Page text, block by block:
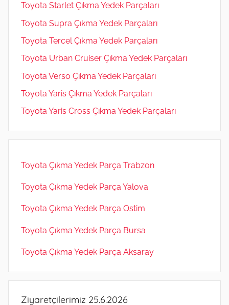
Toyota Starlet Çıkma Yedek Parçaları
Toyota Supra Çıkma Yedek Parçaları
Toyota Tercel Çıkma Yedek Parçaları
Toyota Urban Cruiser Çıkma Yedek Parçaları
Toyota Verso Çıkma Yedek Parçaları
Toyota Yaris Çıkma Yedek Parçaları
Toyota Yaris Cross Çıkma Yedek Parçaları
Toyota Çıkma Yedek Parça Trabzon
Toyota Çıkma Yedek Parça Yalova
Toyota Çıkma Yedek Parça Ostim
Toyota Çıkma Yedek Parça Bursa
Toyota Çıkma Yedek Parça Aksaray
Ziyaretçilerimiz 25.6.2026